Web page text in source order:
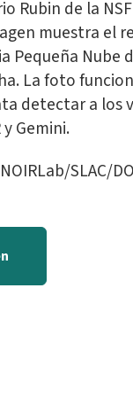
Rubin de la
muestra el
Pequeña Nube
La foto
detectar a los
Gemini.
SLAC/